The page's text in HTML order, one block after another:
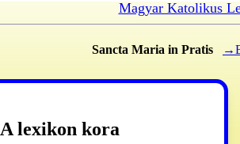
Magyar Katolikus
Sancta Maria in Pratis
A lexikon kora